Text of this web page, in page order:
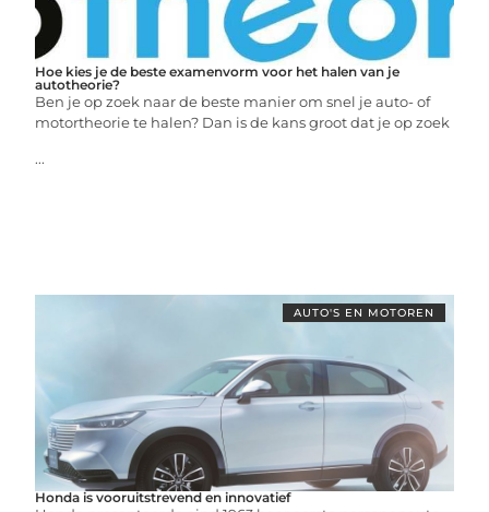
Hoe kies je de beste examenvorm voor het halen van je
autotheorie?
Ben je op zoek naar de beste manier om snel je auto- of
motortheorie te halen? Dan is de kans groot dat je op zoek
...
AUTO'S EN MOTOREN
Honda is vooruitstrevend en innovatief